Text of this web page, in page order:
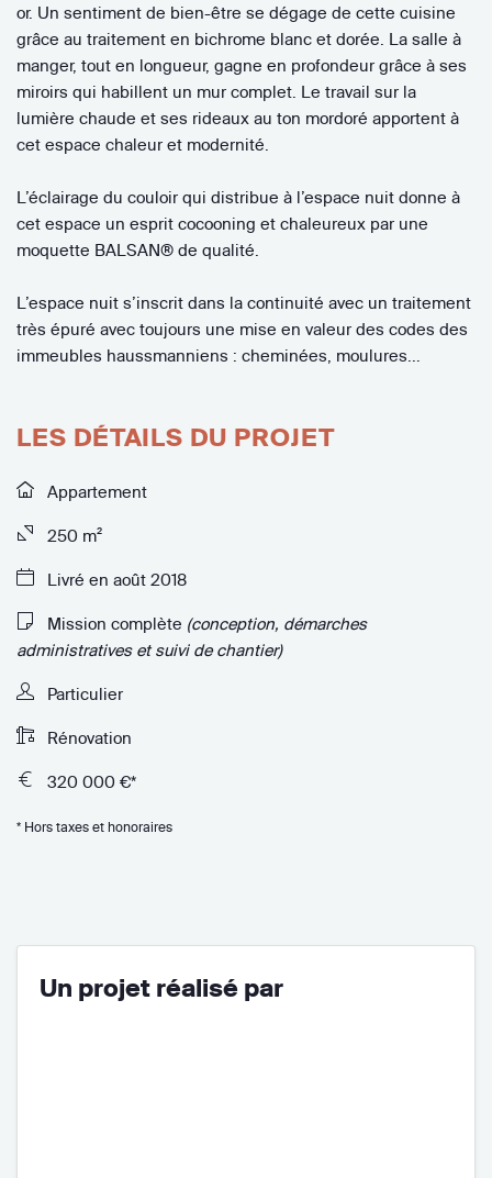
or. Un sentiment de bien-être se dégage de cette cuisine
grâce au traitement en bichrome blanc et dorée. La salle à
manger, tout en longueur, gagne en profondeur grâce à ses
miroirs qui habillent un mur complet. Le travail sur la
lumière chaude et ses rideaux au ton mordoré apportent à
cet espace chaleur et modernité.
L’éclairage du couloir qui distribue à l’espace nuit donne à
cet espace un esprit cocooning et chaleureux par une
moquette BALSAN® de qualité.
L’espace nuit s’inscrit dans la continuité avec un traitement
très épuré avec toujours une mise en valeur des codes des
immeubles haussmanniens : cheminées, moulures…
LES DÉTAILS DU PROJET
Appartement
250 m²
Livré en août 2018
Mission complète (conception, démarches
administratives et suivi de chantier)
Particulier
Rénovation
320 000 €*
* Hors taxes et honoraires
Un projet réalisé par